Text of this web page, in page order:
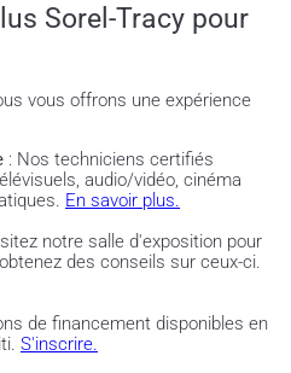
Sorel-Tracy pour
vous offrons une expérience
: Nos techniciens certifiés
En savoir plus.
notre salle d'exposition pour
des conseils sur ceux-ci.
de financement disponibles en
S'inscrire.